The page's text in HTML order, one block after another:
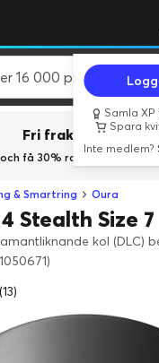
Samla
Spara
Inte medlem?
Fri frakt över 800
och få 30% rabatt med
& Smartring Oura
Stealth Size 7
kol (DLC)
(13)